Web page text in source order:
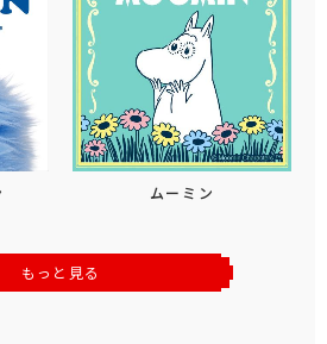
ムーミン
もっと見る